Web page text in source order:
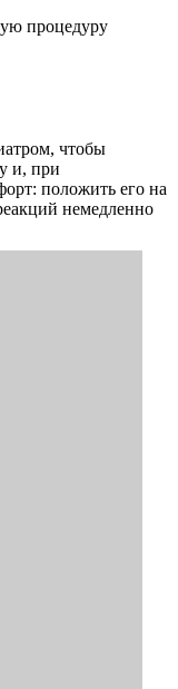
процедуру
чтобы
и, при
положить его на
немедленно